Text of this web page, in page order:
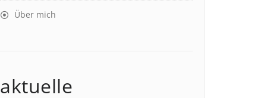
Über mich
aktuelle